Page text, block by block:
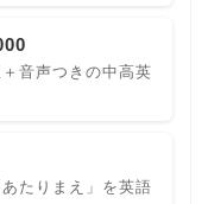
音声つきの中高英
たりまえ」を英語